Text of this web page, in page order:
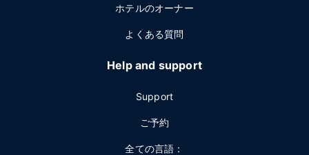
ホテルのオーナー
よくある質問
Help and support
Support
ご予約
全ての言語：